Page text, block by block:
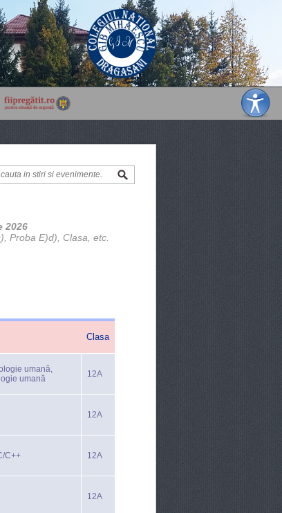
2026
Proba E)d), Clasa, etc.
Clasa
umană,
umană
12A
12A
C++ 12A
12A